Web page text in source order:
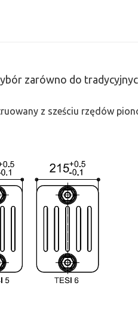
zarówno do
z sześciu rzędów